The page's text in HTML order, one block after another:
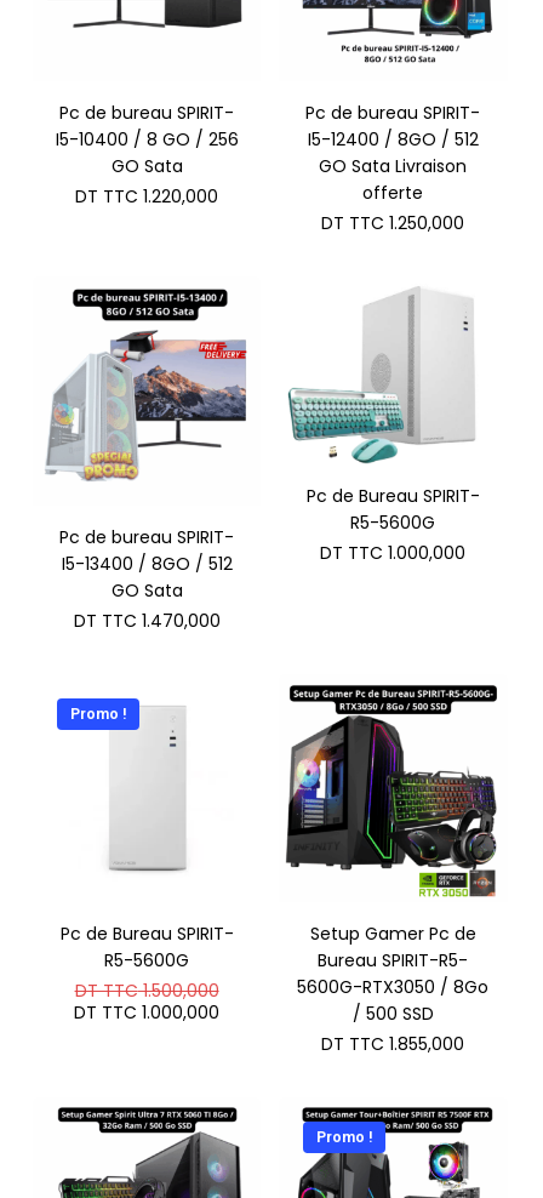
Pc de bureau SPIRIT-
I5-10400 / 8 GO / 256
GO Sata
DT TTC 1.220,000
Pc de bureau SPIRIT-
I5-12400 / 8GO / 512
GO Sata Livraison
offerte
DT TTC 1.250,000
Pc de bureau SPIRIT-
I5-13400 / 8GO / 512
GO Sata
DT TTC 1.470,000
Pc de Bureau SPIRIT-
R5-5600G
DT TTC 1.000,000
Promo !
Pc de Bureau SPIRIT-
R5-5600G
DT TTC1.500,000Le
prix
DT TTC 1.000,000
TTC 1.000,000.
Setup Gamer Pc de
Bureau SPIRIT-R5-
5600G-RTX3050 / 8Go
/ 500 SSD
DT TTC 1.855,000
Promo !